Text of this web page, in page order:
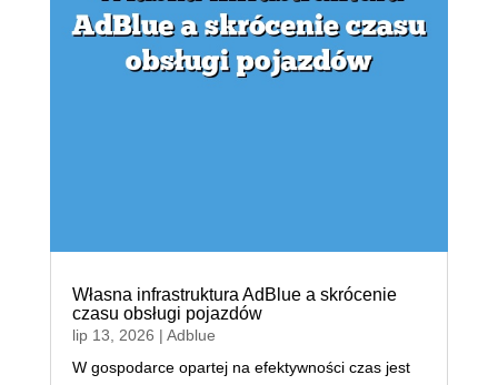
Własna infrastruktura AdBlue a skrócenie
czasu obsługi pojazdów
lip 13, 2026 | Adblue
W gospodarce opartej na efektywności czas jest